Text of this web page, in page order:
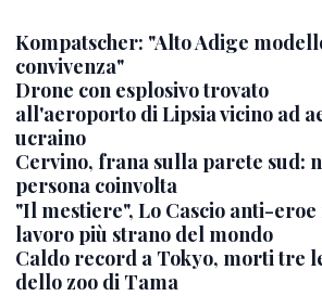
Kompatscher: "Alto Adige
convivenza"
Drone con esplosivo trovato
all'aeroporto di Lipsia vicino ad
ucraino
Cervino, frana sulla parete sud:
persona coinvolta
"Il mestiere", Lo Cascio anti-eroe
lavoro più strano del mondo
Caldo record a Tokyo, morti tre
dello zoo di Tama